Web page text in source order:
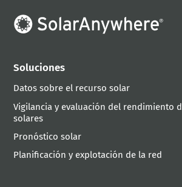
Soluciones
Datos sobre el recurso solar
Vigilancia y evaluación del rendimiento
solares
Pronóstico solar
Planificación y explotación de la red